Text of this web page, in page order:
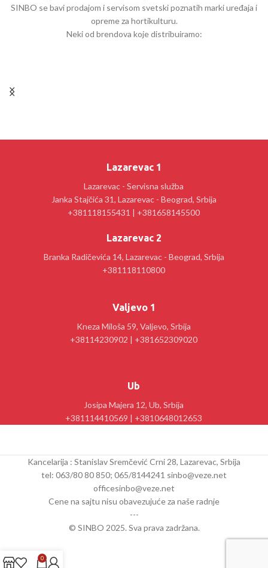
SINBO se bavi prodajom i servisom svetski poznatih marki uređaja i
opreme za hortikulturu.
Neki od brendova koje distribuiramo:
Lazarevac 1
Lazarevac - Servisna služba
Janka Stajčića 31, Lazarevac - Beograd, Srbija
+381118155431 | +381658145500
Lazarevac 2
Branka Radičevića 14, Lazarevac - Beograd, Srbija
+381118110800
Valjevo 1
Kneza Miloša 59, Valjevo, Srbija
+38114230902 | +381652309020
Ub
Josipa Majera 12, Ub, Srbija
+381114410569 | +3810648012653
Kancelarija : Stanislav Sremčević Crni 28, Lazarevac, Srbija
tel: 063/80 80 850; 065/8144241 sinbo@veze.net
officesinbo@veze.net
Cene na sajtu nisu obavezujuće za naše radnje
---
© SINBO 2025. Sva prava zadržana.
0